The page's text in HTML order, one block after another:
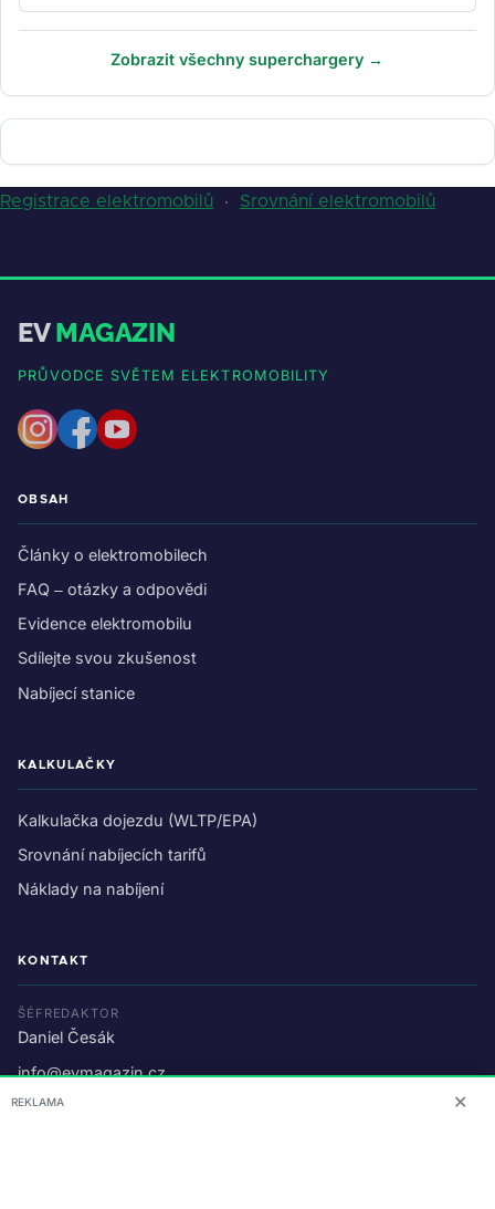
Zobrazit všechny superchargery →
Registrace elektromobilů · Srovnání elektromobilů
EVMAGAZIN
PRŮVODCE SVĚTEM ELEKTROMOBILITY
OBSAH
Články o elektromobilech
FAQ – otázky a odpovědi
Evidence elektromobilu
Sdílejte svou zkušenost
Nabíjecí stanice
KALKULAČKY
Kalkulačka dojezdu (WLTP/EPA)
Srovnání nabíjecích tarifů
Náklady na nabíjení
KONTAKT
ŠÉFREDAKTOR
Daniel Česák
info@evmagazin.cz
O nás
REKLAMA ✕